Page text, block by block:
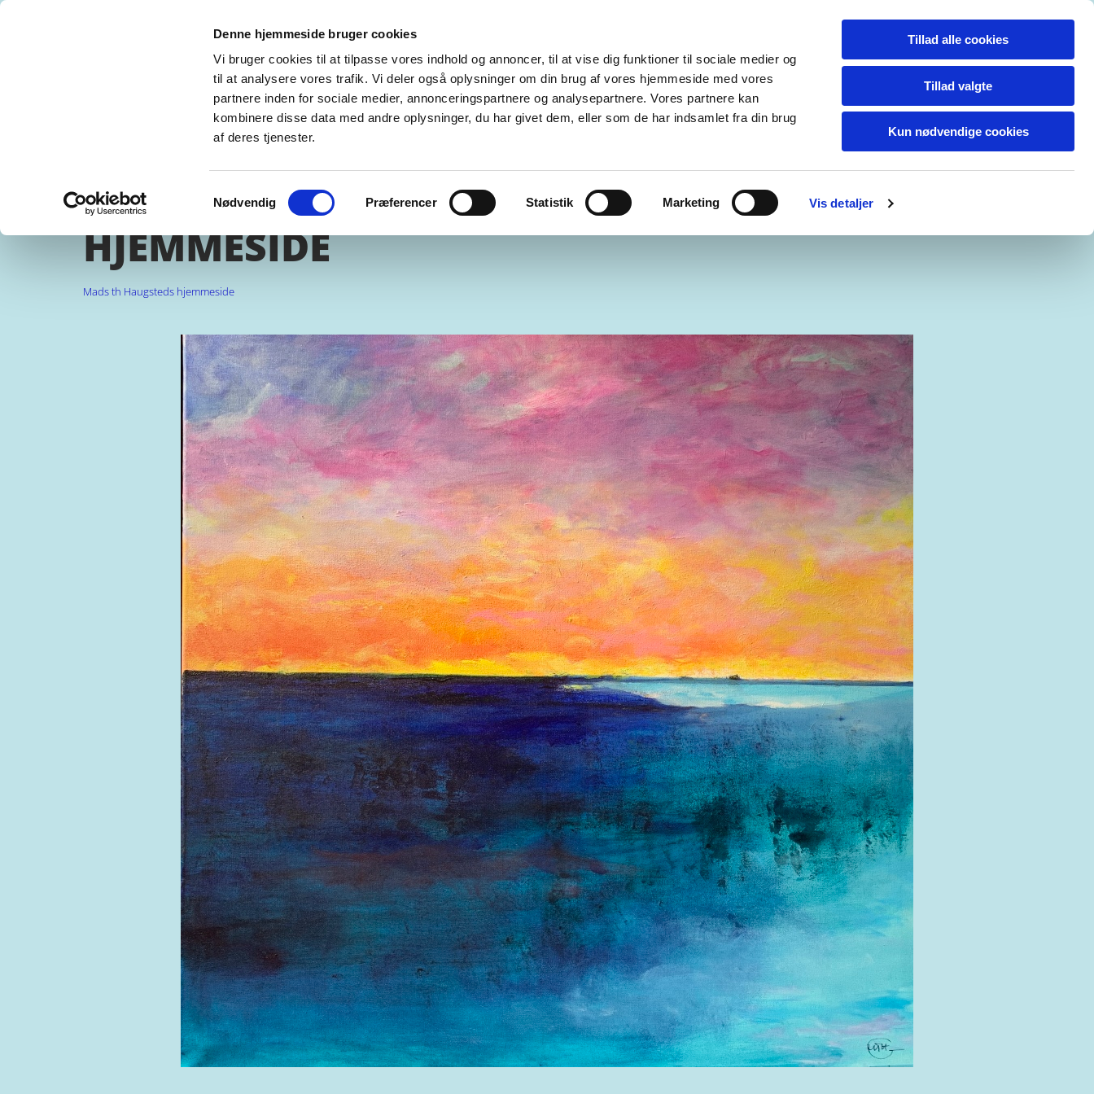
Denne hjemmeside bruger cookies
Vi bruger cookies til at tilpasse vores indhold og annoncer, til at vise dig funktioner til sociale medier og
til at analysere vores trafik. Vi deler også oplysninger om din brug af vores hjemmeside med vores
partnere inden for sociale medier, annonceringspartnere og analysepartnere. Vores partnere kan
kombinere disse data med andre oplysninger, du har givet dem, eller som de har indsamlet fra din brug
af deres tjenester.
Nødvendig Præferencer Statistik Marketing Vis detaljer
Tillad alle cookies
Tillad valgte
Kun nødvendige cookies
MADS TH. HAUGSTED REFERENCES CV INSPIRATION PAINTINGS MALERIER PROCESSER EXHIBITIONS UDSTILLINGER
GALLERY LOWLANDS, RØRHOLMSGADE - KØBENHAVN GALLERI EWALD GALLERI ELANDER
KILDEN, BRØNDBY KUNSTFOREN.
GLASS BLOW. GLASKUNST OG BILLEDKUNST
SØSTJERNEN RÅGELEJEKUNSTNERE KONTAKT
MADS TH HAUGSTED - RÅGELEJEKUNST
HJEMMESIDE
Mads th Haugsteds hjemmeside